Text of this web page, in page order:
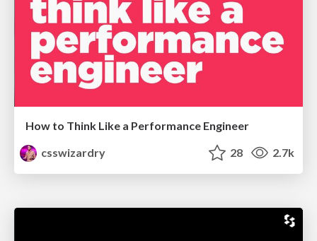
How to Think Like a Performance Engineer
csswizardry
28 2.7k